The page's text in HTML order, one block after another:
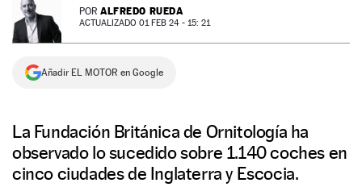
NEWSLETTER POR ALFREDO RUEDA
ACTUALIZADO 01 FEB 24 - 15: 21
Añadir EL MOTOR en Google
La Fundación Británica de Ornitología ha
observado lo sucedido sobre 1.140 coches en
cinco ciudades de Inglaterra y Escocia.